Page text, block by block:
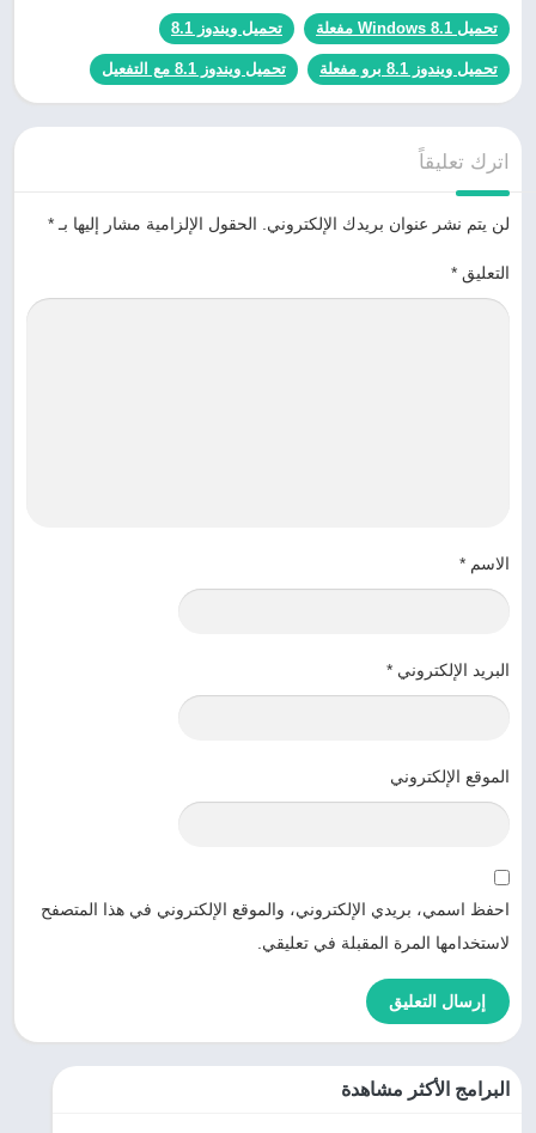
تحميل Windows 8.1 مفعلة تحميل ويندوز 8.1
تحميل ويندوز 8.1 برو مفعلة تحميل ويندوز 8.1 مع التفعيل
اترك تعليقاً
لن يتم نشر عنوان بريدك الإلكتروني. الحقول الإلزامية مشار إليها بـ *
التعليق *
الاسم *
البريد الإلكتروني *
الموقع الإلكتروني
احفظ اسمي، بريدي الإلكتروني، والموقع الإلكتروني في هذا المتصفح
لاستخدامها المرة المقبلة في تعليقي.
البرامج الأكثر مشاهدة